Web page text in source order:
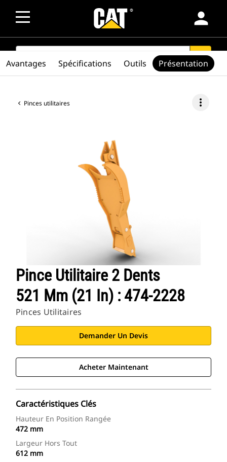
person
SEARCH search
Pinces utilitaires more_vert
Pince Utilitaire 2 Dents
521 Mm (21 In) : 474-2228
Pinces Utilitaires
Demander Un Devis
Acheter Maintenant
Caractéristiques Clés
Hauteur En Position Rangée
472 mm
Largeur Hors Tout
612 mm
Avantages Spécifications Outils Présentation